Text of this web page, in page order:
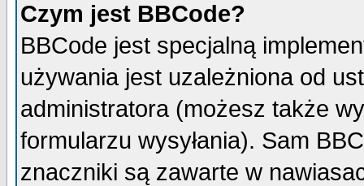
Czym jest BBCode?
BBCode jest specjalną
używania jest uzależniona od
administratora (możesz także
formularzu wysyłania). Sam
znaczniki są zawarte w